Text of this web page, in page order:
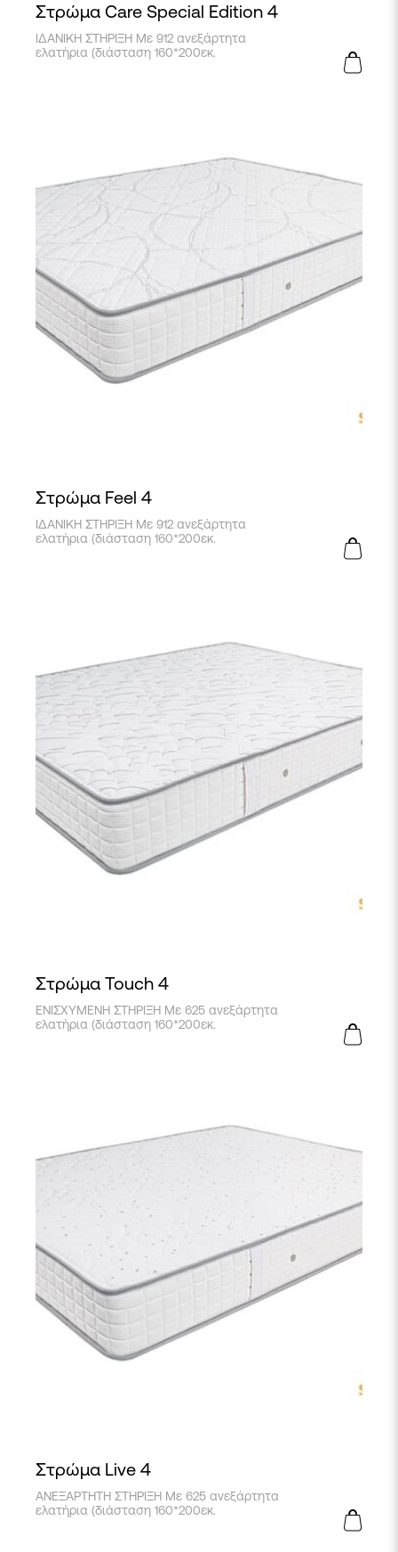
Στρώμα Care Special Edition 4
ΙΔΑΝΙΚΗ ΣΤΗΡΙΞΗ Με 912 ανεξάρτητα
ελατήρια (διάσταση 160*200εκ.
Στρώμα Feel 4
ΙΔΑΝΙΚΗ ΣΤΗΡΙΞΗ Με 912 ανεξάρτητα
ελατήρια (διάσταση 160*200εκ.
Στρώμα Touch 4
ΕΝΙΣΧΥΜΕΝΗ ΣΤΗΡΙΞΗ Με 625 ανεξάρτητα
ελατήρια (διάσταση 160*200εκ.
Στρώμα Live 4
ΑΝΕΞΑΡΤΗΤΗ ΣΤΗΡΙΞΗ Με 625 ανεξάρτητα
ελατήρια (διάσταση 160*200εκ.